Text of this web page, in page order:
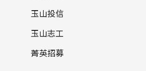
玉山投信
玉山志工
菁英招募